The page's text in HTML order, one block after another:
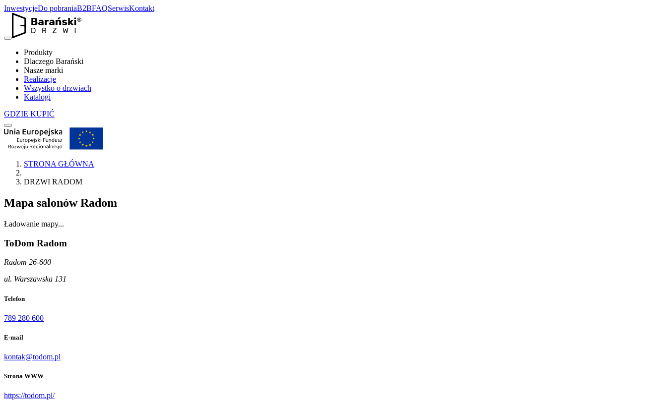
InwestycjeDo pobraniaB2BFAQSerwisKontakt
Produkty
Dlaczego Barański
Nasze marki
Realizacje
Wszystko o drzwiach
Katalogi
GDZIE KUPIĆ
STRONA GŁÓWNA
DRZWI RADOM
Mapa salonówRadom
Ładowanie mapy...
ToDom Radom
Radom 26-600
ul. Warszawska 131
Telefon
789 280 600
E-mail
kontak@todom.pl
Strona WWW
https://todom.pl/